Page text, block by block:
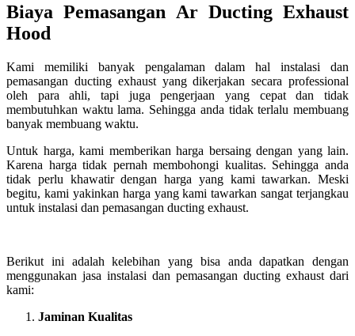
Biaya Pemasangan Ar Ducting Exhaust
Hood
Kami memiliki banyak pengalaman dalam hal instalasi dan
pemasangan ducting exhaust yang dikerjakan secara professional
oleh para ahli, tapi juga pengerjaan yang cepat dan tidak
membutuhkan waktu lama. Sehingga anda tidak terlalu membuang
banyak membuang waktu.
Untuk harga, kami memberikan harga bersaing dengan yang lain.
Karena harga tidak pernah membohongi kualitas. Sehingga anda
tidak perlu khawatir dengan harga yang kami tawarkan. Meski
begitu, kami yakinkan harga yang kami tawarkan sangat terjangkau
untuk instalasi dan pemasangan ducting exhaust.
Berikut ini adalah kelebihan yang bisa anda dapatkan dengan
menggunakan jasa instalasi dan pemasangan ducting exhaust dari
kami:
Jaminan Kualitas